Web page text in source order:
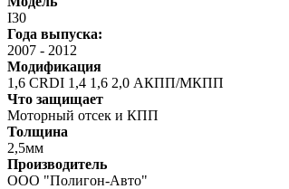
I30
Года выпуска:
2007 - 2012
Модификация
1,6 CRDI 1,4 1,6 2,0 АКПП/МКПП
Что защищает
Моторный отсек и КПП
Толщина
2,5мм
Производитель
ООО "Полигон-Авто"